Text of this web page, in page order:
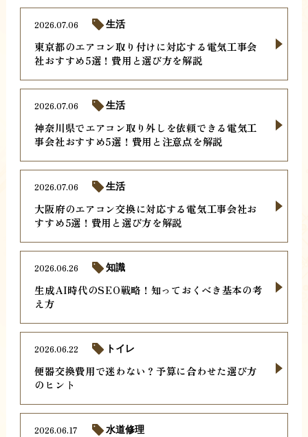
東京都のエアコン取り付けに対応する電気工事会
社おすすめ5選！費用と選び方を解説
2026.07.06 生活
神奈川県でエアコン取り外しを依頼できる電気工
事会社おすすめ5選！費用と注意点を解説
2026.07.06 生活
大阪府のエアコン交換に対応する電気工事会社お
すすめ5選！費用と選び方を解説
2026.07.06 生活
生成AI時代のSEO戦略！知っておくべき基本の考
え方
2026.06.26 知識
便器交換費用で迷わない？予算に合わせた選び方
のヒント
2026.06.22 トイレ
2026.06.17 水道修理